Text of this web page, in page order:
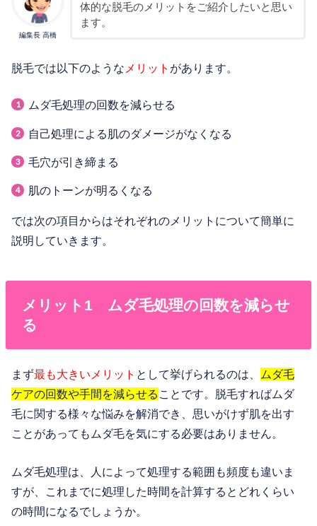
編集長 高橋
体的な脱毛のメリットをご紹介したいと思い
ます。
脱毛では以下のような メリット があります。
ムダ毛処理の回数を減らせる
自己処理による肌のダメージがなくなる
毛穴が引き締まる
肌のトーンが明るくなる
では次の項目からはそれぞれのメリットについて簡単に
説明していきます。
メリット1 ムダ毛処理の回数を減らせ
る
まず最も大きいメリット として挙げられるのは、
ムダ毛
ケアの回数や手間を減らせる ことです。脱毛すればムダ
毛に関する様々な悩みを解消でき、思いがけず肌を出す
ことがあってもムダ毛を気にする必要はありません。
ムダ毛処理は、人によって処理する範囲も頻度も違いま
すが、これまでに処理した時間を計算するとどれくらい
の時間になるでしょうか。